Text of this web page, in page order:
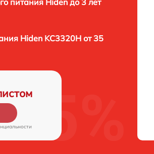
Hiden KC3320H от 35